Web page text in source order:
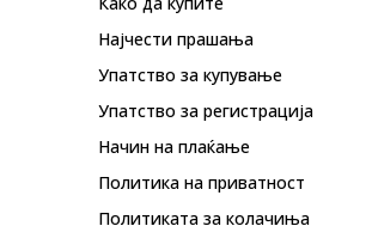
Најчести прашања
Упатство за купување
Упатство за регистрација
Начин на плаќање
Политика на приватност
Политиката за колачиња